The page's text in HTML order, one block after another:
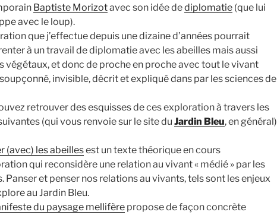
Baptiste Morizotavec son idée dediplomatie (que lui
avec le loup).
que j’effectue depuis une dizaine d’années pourrait
à un travail de diplomatie avec les abeilles mais aussi
végétaux, et donc de proche en proche avec tout le vivant
invisible, décrit et expliqué dans par les sciences de
retrouver des esquisses de ces exploration à travers les
(qui vous renvoie sur le site du Jardin Bleu, en général)
(avec) les abeillesest un texte théorique en cours
qui reconsidère une relation au vivant « médié » par les
Panser et penser nos relations au vivants, tels sont les enjeux
au Jardin Bleu.
du paysage mellifère propose de façon concrète